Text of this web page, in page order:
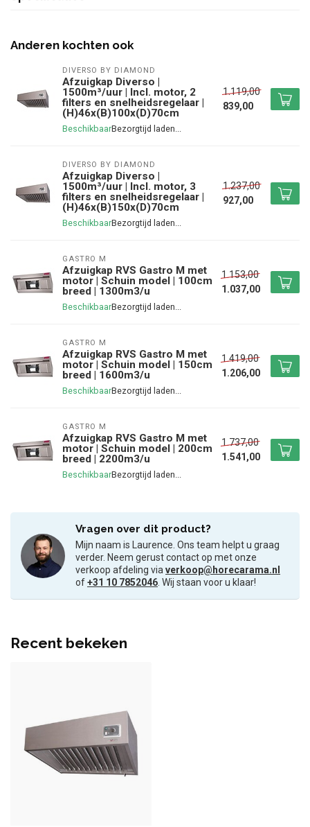
Anderen kochten ook
DIVERSO BY DIAMOND
Afzuigkap Diverso |
1500m³/uur | Incl. motor, 2
filters en snelheidsregelaar |
(H)46x(B)100x(D)70cm
Beschikbaar
1.119,00
839,00
DIVERSO BY DIAMOND
Afzuigkap Diverso |
1500m³/uur | Incl. motor, 3
filters en snelheidsregelaar |
(H)46x(B)150x(D)70cm
Beschikbaar
1.237,00
927,00
GASTRO M
Afzuigkap RVS Gastro M met
motor | Schuin model | 100cm
breed | 1300m3/u
Beschikbaar
1.153,00
1.037,00
GASTRO M
Afzuigkap RVS Gastro M met
motor | Schuin model | 150cm
breed | 1600m3/u
Beschikbaar
1.419,00
1.206,00
GASTRO M
Afzuigkap RVS Gastro M met
motor | Schuin model | 200cm
breed | 2200m3/u
Beschikbaar
1.737,00
1.541,00
Vragen over dit product?
Mijn naam is Laurence. Ons team helpt u graag
verder. Neem gerust contact op met onze
verkoop afdeling viaverkoop@horecarama.nl
of+31 10 7852046. Wij staan voor u klaar!
Recent bekeken